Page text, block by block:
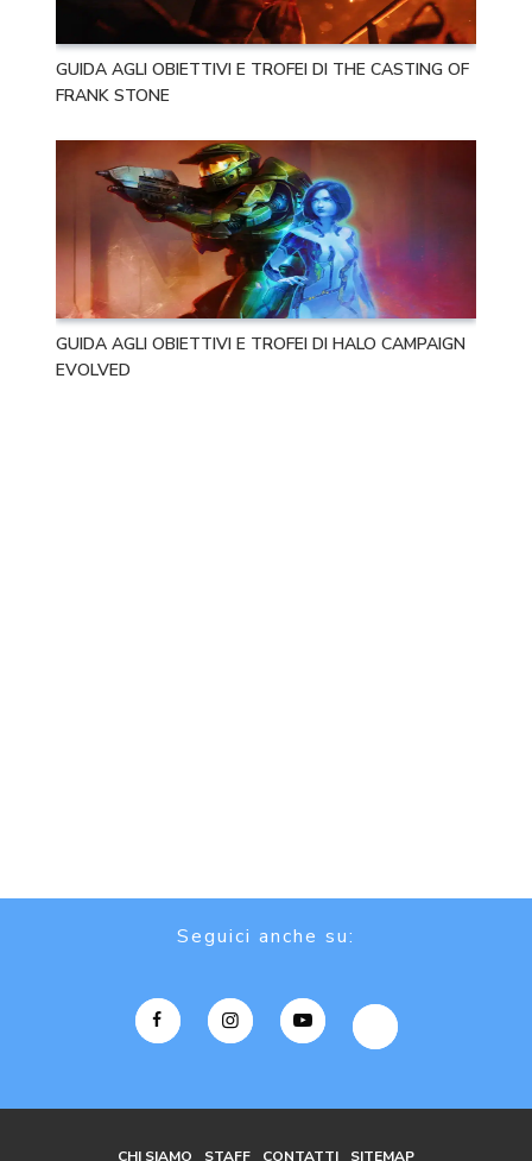
GUIDA AGLI OBIETTIVI E TROFEI DI THE CASTING OF
FRANK STONE
GUIDA AGLI OBIETTIVI E TROFEI DI HALO CAMPAIGN
EVOLVED
Seguici anche su:
CHI SIAMO STAFF CONTATTI SITEMAP